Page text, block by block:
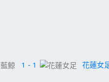
1 - 1 花蓮女